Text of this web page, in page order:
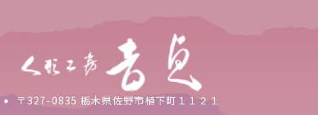
〒327-0835 栃木県佐野市植下町１１２１